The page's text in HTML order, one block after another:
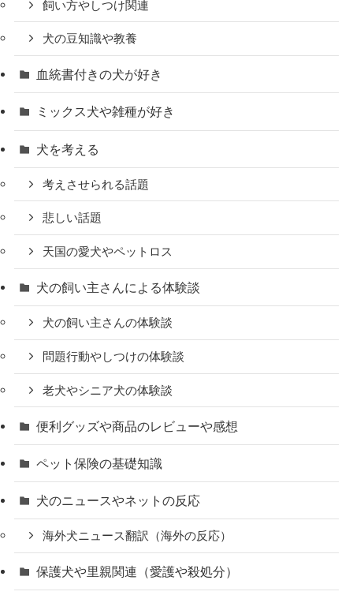
飼い方やしつけ関連
犬の豆知識や教養
血統書付きの犬が好き
ミックス犬や雑種が好き
犬を考える
考えさせられる話題
悲しい話題
天国の愛犬やペットロス
犬の飼い主さんによる体験談
犬の飼い主さんの体験談
問題行動やしつけの体験談
老犬やシニア犬の体験談
便利グッズや商品のレビューや感想
ペット保険の基礎知識
犬のニュースやネットの反応
海外犬ニュース翻訳（海外の反応）
保護犬や里親関連（愛護や殺処分）